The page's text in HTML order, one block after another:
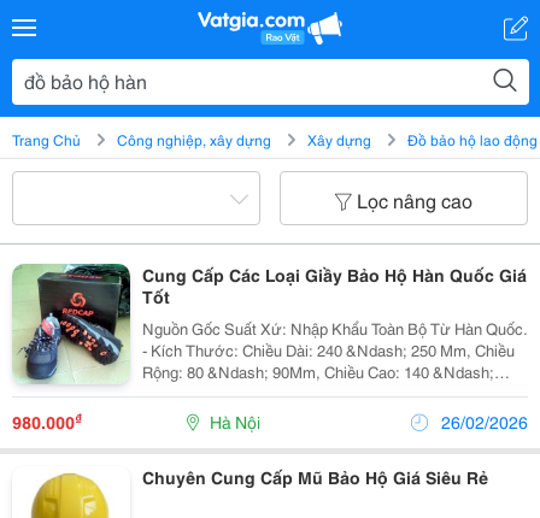
Trang Chủ Công nghiệp, xây dựng Xây dựng Đồ bảo hộ lao động
Lọc nâng cao
Cung Cấp Các Loại Giầy Bảo Hộ Hàn Quốc Giá
Tốt
Nguồn Gốc Suất Xứ: Nhập Khẩu Toàn Bộ Từ Hàn Quốc.
- Kích Thước: Chiều Dài: 240 &Ndash; 250 Mm, Chiều
Rộng: 80 &Ndash; 90Mm, Chiều Cao: 140 &Ndash;
150Mm. Các Size Số Còn Tùy Thuộc Vào Chân Người
Sử Dụng. - Cấu Tạo: Giày Redcap Cao Cổ Chỉ Có Duy
980.000₫ Hà Nội 26/02/2026
Chuyên Cung Cấp Mũ Bảo Hộ Giá Siêu Rẻ